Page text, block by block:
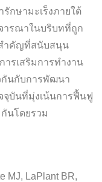
กษามะเร็งภายใต้
ารณาในบริบทที่ถูก
ำคัญที่สนับสนุน
ารเสริมการทำงาน
กันกับการพัฒนา
บันที่มุ่งเน้นการฟื้นฟู
นโดยรวม
MJ, LaPlant BR,